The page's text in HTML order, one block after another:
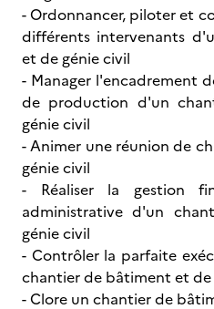
- Ordonnancer, piloter et
différents intervenants
et de génie civil
- Manager l'encadrement
de production d'un
génie civil
- Animer une réunion de
génie civil
- Réaliser la gestion
administrative d'un
génie civil
- Contrôler la parfaite
chantier de bâtiment et de
- Clore un chantier de